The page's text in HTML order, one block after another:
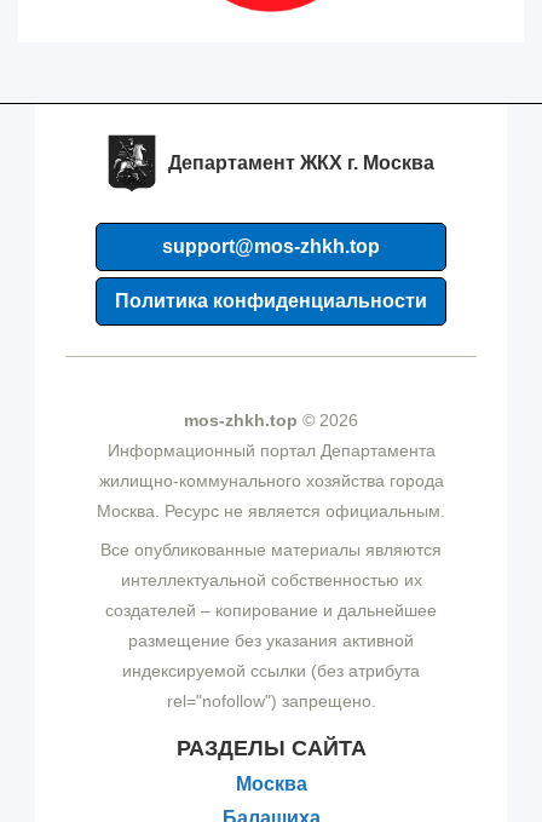
Департамент ЖКХ г. Москва
support@mos-zhkh.top
Политика конфиденциальности
mos-zhkh.top © 2026
Информационный портал Департамента
жилищно-коммунального хозяйства города
Москва. Ресурс не является официальным.
Все опубликованные материалы являются
интеллектуальной собственностью их
создателей – копирование и дальнейшее
размещение без указания активной
индексируемой ссылки (без атрибута
rel="nofollow") запрещено.
РАЗДЕЛЫ САЙТА
Москва